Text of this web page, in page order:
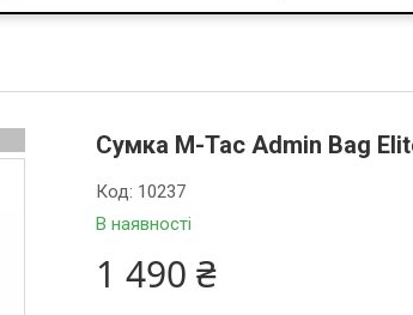
Сумка M-Tac Admin Bag
В наявності
Код: 10237
1 490 ₴